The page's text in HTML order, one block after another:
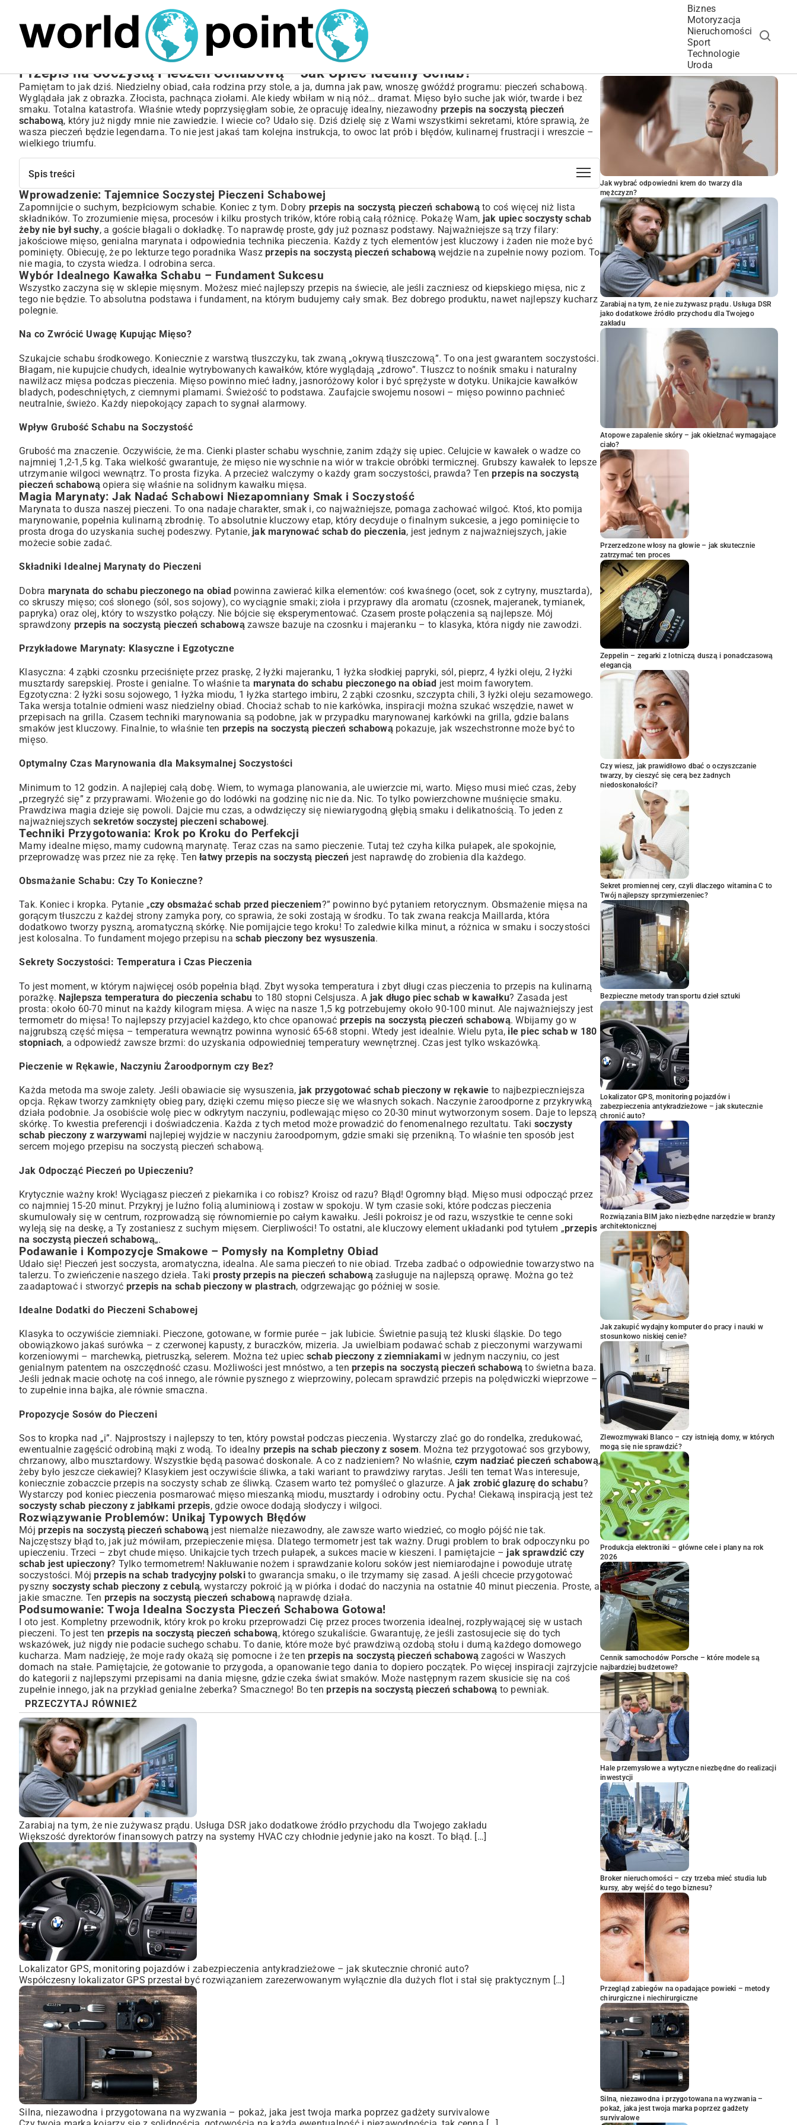
Biznes
Motoryzacja
Nieruchomości
Sport
Technologie
Uroda
Przepis na Soczystą Pieczeń Schabową – Jak Upiec Idealny Schab?
Pamiętam to jak dziś. Niedzielny obiad, cała rodzina przy stole, a ja, dumna jak paw, wnoszę gwóźdź programu: pieczeń schabową.
Wyglądała jak z obrazka. Złocista, pachnąca ziołami. Ale kiedy wbiłam w nią nóż… dramat. Mięso było suche jak wiór, twarde i bez
smaku. Totalna katastrofa. Właśnie wtedy poprzysięgłam sobie, że opracuję idealny, niezawodny przepis na soczystą pieczeń
schabową, który już nigdy mnie nie zawiedzie. I wiecie co? Udało się. Dziś dzielę się z Wami wszystkimi sekretami, które sprawią, że
wasza pieczeń będzie legendarna. To nie jest jakaś tam kolejna instrukcja, to owoc lat prób i błędów, kulinarnej frustracji i wreszcie –
wielkiego triumfu.
Spis treści
Wprowadzenie: Tajemnice Soczystej Pieczeni Schabowej
Wybór Idealnego Kawałka Schabu – Fundament Sukcesu
Magia Marynaty: Jak Nadać Schabowi Niezapomniany Smak i Soczystość
Techniki Przygotowania: Krok po Kroku do Perfekcji
Podawanie i Kompozycje Smakowe – Pomysły na Kompletny Obiad
Rozwiązywanie Problemów: Unikaj Typowych Błędów
Podsumowanie: Twoja Idealna Soczysta Pieczeń Schabowa Gotowa!
Wprowadzenie: Tajemnice Soczystej Pieczeni Schabowej
Zapomnijcie o suchym, bezpłciowym schabie. Koniec z tym. Dobry przepis na soczystą pieczeń schabowąto coś więcej niż lista
składników. To zrozumienie mięsa, procesów i kilku prostych trików, które robią całą różnicę. Pokażę Wam, jak upiec soczysty schab
żeby nie był suchy, a goście błagali o dokładkę. To naprawdę proste, gdy już poznasz podstawy. Najważniejsze są trzy filary:
jakościowe mięso, genialna marynata i odpowiednia technika pieczenia. Każdy z tych elementów jest kluczowy i żaden nie może być
pominięty. Obiecuję, że po lekturze tego poradnika Wasz przepis na soczystą pieczeń schabową wejdzie na zupełnie nowy poziom. To
nie magia, to czysta wiedza. I odrobina serca.
Wybór Idealnego Kawałka Schabu – Fundament Sukcesu
Wszystko zaczyna się w sklepie mięsnym. Możesz mieć najlepszy przepis na świecie, ale jeśli zaczniesz od kiepskiego mięsa, nic z
tego nie będzie. To absolutna podstawa i fundament, na którym budujemy cały smak. Bez dobrego produktu, nawet najlepszy kucharz
polegnie.
Na co Zwrócić Uwagę Kupując Mięso?
Szukajcie schabu środkowego. Koniecznie z warstwą tłuszczyku, tak zwaną „okrywą tłuszczową”. To ona jest gwarantem soczystości.
Błagam, nie kupujcie chudych, idealnie wytrybowanych kawałków, które wyglądają „zdrowo”. Tłuszcz to nośnik smaku i naturalny
nawilżacz mięsa podczas pieczenia. Mięso powinno mieć ładny, jasnoróżowy kolor i być sprężyste w dotyku. Unikajcie kawałków
bladych, podeschniętych, z ciemnymi plamami. Świeżość to podstawa. Zaufajcie swojemu nosowi – mięso powinno pachnieć
neutralnie, świeżo. Każdy niepokojący zapach to sygnał alarmowy.
Wpływ Grubość Schabu na Soczystość
Grubość ma znaczenie. Oczywiście, że ma. Cienki plaster schabu wyschnie, zanim zdąży się upiec. Celujcie w kawałek o wadze co
najmniej 1,2-1,5 kg. Taka wielkość gwarantuje, że mięso nie wyschnie na wiór w trakcie obróbki termicznej. Grubszy kawałek to lepsze
utrzymanie wilgoci wewnątrz. To prosta fizyka. A przecież walczymy o każdy gram soczystości, prawda? Tenprzepis na soczystą
pieczeń schabową opiera się właśnie na solidnym kawałku mięsa.
Magia Marynaty: Jak Nadać Schabowi Niezapomniany Smak i Soczystość
Marynata to dusza naszej pieczeni. To ona nadaje charakter, smak i, co najważniejsze, pomaga zachować wilgoć. Ktoś, kto pomija
marynowanie, popełnia kulinarną zbrodnię. To absolutnie kluczowy etap, który decyduje o finalnym sukcesie, a jego pominięcie to
prosta droga do uzyskania suchej podeszwy. Pytanie, jak marynować schab do pieczenia, jest jednym z najważniejszych, jakie
możecie sobie zadać.
Składniki Idealnej Marynaty do Pieczeni
Dobra marynata do schabu pieczonego na obiad powinna zawierać kilka elementów: coś kwaśnego (ocet, sok z cytryny, musztarda),
co skruszy mięso; coś słonego (sól, sos sojowy), co wyciągnie smaki; zioła i przyprawy dla aromatu (czosnek, majeranek, tymianek,
papryka) oraz olej, który to wszystko połączy. Nie bójcie się eksperymentować. Czasem proste połączenia są najlepsze. Mój
sprawdzony przepis na soczystą pieczeń schabowązawsze bazuje na czosnku i majeranku – to klasyka, która nigdy nie zawodzi.
Przykładowe Marynaty: Klasyczne i Egzotyczne
Klasyczna: 4 ząbki czosnku przeciśnięte przez praskę, 2 łyżki majeranku, 1 łyżka słodkiej papryki, sól, pieprz, 4 łyżki oleju, 2 łyżki
musztardy sarepskiej. Proste i genialne. To właśnie ta marynata do schabu pieczonego na obiad jest moim faworytem.
Egzotyczna: 2 łyżki sosu sojowego, 1 łyżka miodu, 1 łyżka startego imbiru, 2 ząbki czosnku, szczypta chili, 3 łyżki oleju sezamowego.
Taka wersja totalnie odmieni wasz niedzielny obiad. Chociaż schab to nie karkówka, inspiracji można szukać wszędzie, nawet w
przepisach na grilla. Czasem techniki marynowania są podobne, jak w przypadku marynowanej karkówki na grilla, gdzie balans
smaków jest kluczowy. Finalnie, to właśnie ten przepis na soczystą pieczeń schabowąpokazuje, jak wszechstronne może być to
mięso.
Optymalny Czas Marynowania dla Maksymalnej Soczystości
Minimum to 12 godzin. A najlepiej całą dobę. Wiem, to wymaga planowania, ale uwierzcie mi, warto. Mięso musi mieć czas, żeby
„przegryźć się” z przyprawami. Włożenie go do lodówki na godzinę nic nie da. Nic. To tylko powierzchowne muśnięcie smaku.
Prawdziwa magia dzieje się powoli. Dajcie mu czas, a odwdzięczy się niewiarygodną głębią smaku i delikatnością. To jeden z
najważniejszych sekretów soczystej pieczeni schabowej.
Techniki Przygotowania: Krok po Kroku do Perfekcji
Mamy idealne mięso, mamy cudowną marynatę. Teraz czas na samo pieczenie. Tutaj też czyha kilka pułapek, ale spokojnie,
przeprowadzę was przez nie za rękę. Ten łatwy przepis na soczystą pieczeń jest naprawdę do zrobienia dla każdego.
Obsmażanie Schabu: Czy To Konieczne?
Tak. Koniec i kropka. Pytanie „czy obsmażać schab przed pieczeniem?” powinno być pytaniem retorycznym. Obsmażenie mięsa na
gorącym tłuszczu z każdej strony zamyka pory, co sprawia, że soki zostają w środku. To tak zwana reakcja Maillarda, która
dodatkowo tworzy pyszną, aromatyczną skórkę. Nie pomijajcie tego kroku! To zaledwie kilka minut, a różnica w smaku i soczystości
jest kolosalna. To fundament mojego przepisu na schab pieczony bez wysuszenia.
Sekrety Soczystości: Temperatura i Czas Pieczenia
To jest moment, w którym najwięcej osób popełnia błąd. Zbyt wysoka temperatura i zbyt długi czas pieczenia to przepis na kulinarną
porażkę. Najlepsza temperatura do pieczenia schabu to 180 stopni Celsjusza. A jak długo piec schab w kawałku? Zasada jest
prosta: około 60-70 minut na każdy kilogram mięsa. A więc na nasze 1,5 kg potrzebujemy około 90-100 minut. Ale najważniejszy jest
termometr do mięsa! To najlepszy przyjaciel każdego, kto chce opanować przepis na soczystą pieczeń schabową. Wbijamy go w
najgrubszą część mięsa – temperatura wewnątrz powinna wynosić 65-68 stopni. Wtedy jest idealnie. Wielu pyta, ile piec schab w 180
stopniach, a odpowiedź zawsze brzmi: do uzyskania odpowiedniej temperatury wewnętrznej. Czas jest tylko wskazówką.
Pieczenie w Rękawie, Naczyniu Żaroodpornym czy Bez?
Każda metoda ma swoje zalety. Jeśli obawiacie się wysuszenia, jak przygotować schab pieczony w rękawie to najbezpieczniejsza
opcja. Rękaw tworzy zamknięty obieg pary, dzięki czemu mięso piecze się we własnych sokach. Naczynie żaroodporne z przykrywką
działa podobnie. Ja osobiście wolę piec w odkrytym naczyniu, podlewając mięso co 20-30 minut wytworzonym sosem. Daje to lepszą
skórkę. To kwestia preferencji i doświadczenia. Każda z tych metod może prowadzić do fenomenalnego rezultatu. Taki soczysty
schab pieczony z warzywami najlepiej wyjdzie w naczyniu żaroodpornym, gdzie smaki się przenikną. To właśnie ten sposób jest
sercem mojego przepisu na soczystą pieczeń schabową.
Jak Odpocząć Pieczeń po Upieczeniu?
Krytycznie ważny krok! Wyciągasz pieczeń z piekarnika i co robisz? Kroisz od razu? Błąd! Ogromny błąd. Mięso musi odpocząć przez
co najmniej 15-20 minut. Przykryj je luźno folią aluminiową i zostaw w spokoju. W tym czasie soki, które podczas pieczenia
skumulowały się w centrum, rozprowadzą się równomiernie po całym kawałku. Jeśli pokroisz je od razu, wszystkie te cenne soki
wyleją się na deskę, a Ty zostaniesz z suchym mięsem. Cierpliwości! To ostatni, ale kluczowy element układanki pod tytułem „przepis
na soczystą pieczeń schabową„.
Podawanie i Kompozycje Smakowe – Pomysły na Kompletny Obiad
Udało się! Pieczeń jest soczysta, aromatyczna, idealna. Ale sama pieczeń to nie obiad. Trzeba zadbać o odpowiednie towarzystwo na
talerzu. To zwieńczenie naszego dzieła. Takiprosty przepis na pieczeń schabowązasługuje na najlepszą oprawę. Można go też
zaadaptować i stworzyć przepis na schab pieczony w plastrach, odgrzewając go później w sosie.
Idealne Dodatki do Pieczeni Schabowej
Klasyka to oczywiście ziemniaki. Pieczone, gotowane, w formie purée – jak lubicie. Świetnie pasują też kluski śląskie. Do tego
obowiązkowo jakaś surówka – z czerwonej kapusty, z buraczków, mizeria. Ja uwielbiam podawać schab z pieczonymi warzywami
korzeniowymi – marchewką, pietruszką, selerem. Można też upiec schab pieczony z ziemniakamiw jednym naczyniu, co jest
genialnym patentem na oszczędność czasu. Możliwości jest mnóstwo, a ten przepis na soczystą pieczeń schabową to świetna baza.
Jeśli jednak macie ochotę na coś innego, ale równie pysznego z wieprzowiny, polecam sprawdzić przepis na polędwiczki wieprzowe –
to zupełnie inna bajka, ale równie smaczna.
Propozycje Sosów do Pieczeni
Sos to kropka nad „i”. Najprostszy i najlepszy to ten, który powstał podczas pieczenia. Wystarczy zlać go do rondelka, zredukować,
ewentualnie zagęścić odrobiną mąki z wodą. To idealny przepis na schab pieczony z sosem. Można też przygotować sos grzybowy,
chrzanowy, albo musztardowy. Wszystkie będą pasować doskonale. A co z nadzieniem? No właśnie, czym nadziać pieczeń schabową,
żeby było jeszcze ciekawiej? Klasykiem jest oczywiście śliwka, a taki wariant to prawdziwy rarytas. Jeśli ten temat Was interesuje,
koniecznie zobaczcie przepis na soczysty schab ze śliwką. Czasem warto też pomyśleć o glazurze. A jak zrobić glazurę do schabu?
Wystarczy pod koniec pieczenia posmarować mięso mieszanką miodu, musztardy i odrobiny octu. Pycha! Ciekawą inspiracją jest też
soczysty schab pieczony z jabłkami przepis, gdzie owoce dodają słodyczy i wilgoci.
Rozwiązywanie Problemów: Unikaj Typowych Błędów
Mój przepis na soczystą pieczeń schabową jest niemalże niezawodny, ale zawsze warto wiedzieć, co mogło pójść nie tak.
Najczęstszy błąd to, jak już mówiłam, przepieczenie mięsa. Dlatego termometr jest tak ważny. Drugi problem to brak odpoczynku po
upieczeniu. Trzeci – zbyt chude mięso. Unikajcie tych trzech pułapek, a sukces macie w kieszeni. I pamiętajcie – jak sprawdzić czy
schab jest upieczony? Tylko termometrem! Nakłuwanie nożem i sprawdzanie koloru soków jest niemiarodajne i powoduje utratę
soczystości. Mójprzepis na schab tradycyjny polskito gwarancja smaku, o ile trzymamy się zasad. A jeśli chcecie przygotować
pyszny soczysty schab pieczony z cebulą, wystarczy pokroić ją w piórka i dodać do naczynia na ostatnie 40 minut pieczenia. Proste, a
jakie smaczne. Ten przepis na soczystą pieczeń schabowąnaprawdę działa.
Podsumowanie: Twoja Idealna Soczysta Pieczeń Schabowa Gotowa!
I oto jest. Kompletny przewodnik, który krok po kroku przeprowadzi Cię przez proces tworzenia idealnej, rozpływającej się w ustach
pieczeni. To jest ten przepis na soczystą pieczeń schabową, którego szukaliście. Gwarantuję, że jeśli zastosujecie się do tych
wskazówek, już nigdy nie podacie suchego schabu. To danie, które może być prawdziwą ozdobą stołu i dumą każdego domowego
kucharza. Mam nadzieję, że moje rady okażą się pomocne i że ten przepis na soczystą pieczeń schabową zagości w Waszych
domach na stałe. Pamiętajcie, że gotowanie to przygoda, a opanowanie tego dania to dopiero początek. Po więcej inspiracji zajrzyjcie
do kategorii z najlepszymi przepisami na dania mięsne, gdzie czeka świat smaków. Może następnym razem skusicie się na coś
zupełnie innego, jak na przykładgenialne żeberka? Smacznego! Bo tenprzepis na soczystą pieczeń schabową to pewniak.
PRZECZYTAJ RÓWNIEŻ
Zarabiaj na tym, że nie zużywasz prądu. Usługa DSR jako dodatkowe źródło przychodu dla Twojego zakładu
Większość dyrektorów finansowych patrzy na systemy HVAC czy chłodnie jedynie jako na koszt. To błąd. […]
Lokalizator GPS, monitoring pojazdów i zabezpieczenia antykradzieżowe – jak skutecznie chronić auto?
Współczesny lokalizator GPS przestał być rozwiązaniem zarezerwowanym wyłącznie dla dużych flot i stał się praktycznym […]
Silna, niezawodna i przygotowana na wyzwania – pokaż, jaka jest twoja marka poprzez gadżety survivalowe
POPULARNE ARTYKUŁY
Jak wybrać odpowiedni krem do twarzy dla
mężczyzn?
Zarabiaj na tym, że nie zużywasz prądu. Usługa DSR
jako dodatkowe źródło przychodu dla Twojego
zakładu
Atopowe zapalenie skóry – jak okiełznać wymagające
ciało?
Przerzedzone włosy na głowie – jak skutecznie
zatrzymać ten proces
Zeppelin – zegarki z lotniczą duszą i ponadczasową
elegancją
Czy wiesz, jak prawidłowo dbać o oczyszczanie
twarzy, by cieszyć się cerą bez żadnych
niedoskonałości?
Sekret promiennej cery, czyli dlaczego witamina C to
Twój najlepszy sprzymierzeniec?
Bezpieczne metody transportu dzieł sztuki
Lokalizator GPS, monitoring pojazdów i
zabezpieczenia antykradzieżowe – jak skutecznie
chronić auto?
Rozwiązania BIM jako niezbędne narzędzie w branży
architektonicznej
Jak zakupić wydajny komputer do pracy i nauki w
stosunkowo niskiej cenie?
Zlewozmywaki Blanco – czy istnieją domy, w których
mogą się nie sprawdzić?
Produkcja elektroniki – główne cele i plany na rok
2026
Cennik samochodów Porsche – które modele są
najbardziej budżetowe?
Hale przemysłowe a wytyczne niezbędne do realizacji
inwestycji
Broker nieruchomości – czy trzeba mieć studia lub
kursy, aby wejść do tego biznesu?
Przegląd zabiegów na opadające powieki – metody
chirurgiczne i niechirurgiczne
Silna, niezawodna i przygotowana na wyzwania –
pokaż, jaka jest twoja marka poprzez gadżety
survivalowe